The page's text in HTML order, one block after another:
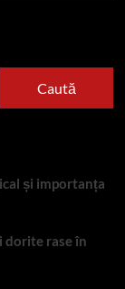
Caută
și importanța
dorite rase în